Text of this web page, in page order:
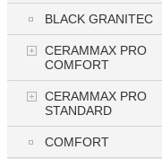
BLACK GRANITEC
CERAMMAX PRO
COMFORT
CERAMMAX PRO
STANDARD
COMFORT